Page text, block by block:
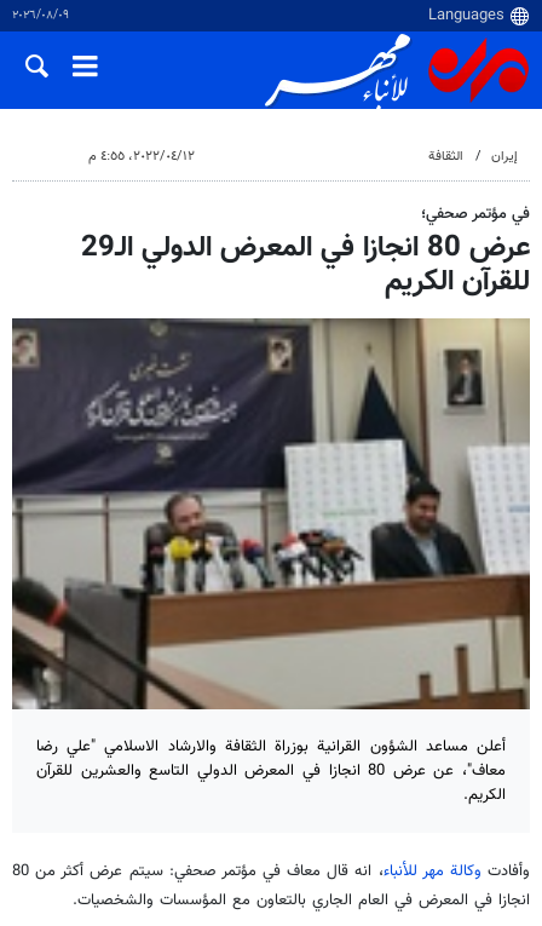
٠٩‏/٠٨‏/٢٠٢٦
إيران الثقافة ١٢‏/٠٤‏/٢٠٢٢، ٤:٥٥ م
في مؤتمر صحفي؛
عرض 80 انجازا في المعرض الدولي الـ29
للقرآن الكريم
أعلن مساعد الشؤون القرانية بوزراة الثقافة والارشاد الاسلامي "علي رضا
معاف"، عن عرض 80 انجازا في المعرض الدولي التاسع والعشرين للقرآن
الكريم.
وأفادت وكالة مهر للأنباء
، انه قال معاف في مؤتمر صحفي: سيتم عرض أكثر من 80
انجازا في المعرض في العام الجاري بالتعاون مع المؤسسات والشخصيات.